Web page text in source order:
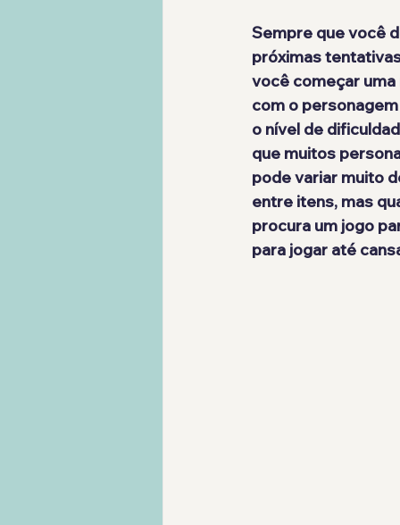
Sempre que você
próximas
você começar
com o
o nível de
que muitos
pode variar muito
entre itens, mas
procura um jogo
para jogar até